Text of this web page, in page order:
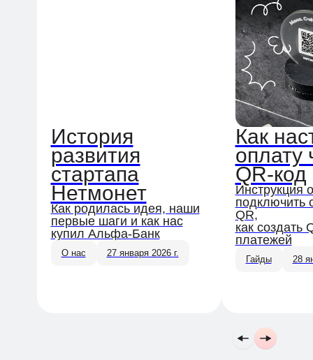
История
развития
стартапа
Нетмонет
Как родилась идея, наши
первые шаги и как нас
купил Альфа-Банк
О нас 27 января 2026 г.
Как
оплату
QR-код
Инструкция
подключить
QR,
как создать
платежей
Гайды 28